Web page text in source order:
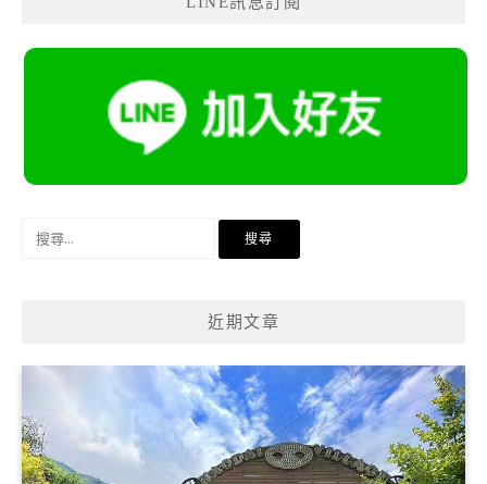
近期文章